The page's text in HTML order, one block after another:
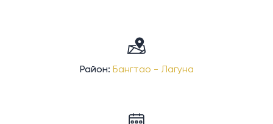
Район: Бангтао - Лагуна